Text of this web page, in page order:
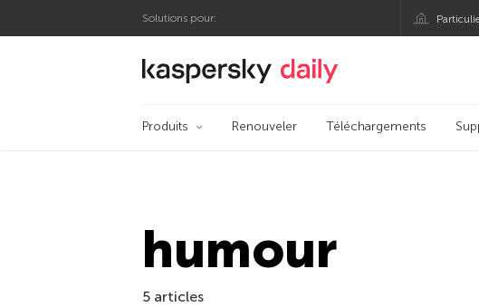
Solutions pour:
Blog officiel de Kaspersky
Produits Renouveler Téléchargements
humour
5 articles